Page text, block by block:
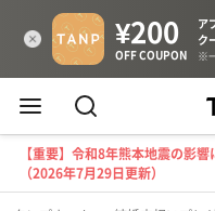
【重要】令和8年熊本地震の影
（2026年7月29日更新）